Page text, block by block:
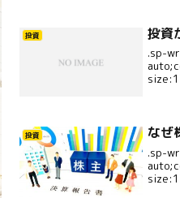
投資 投資
.sp-
投資 なぜ
.sp-